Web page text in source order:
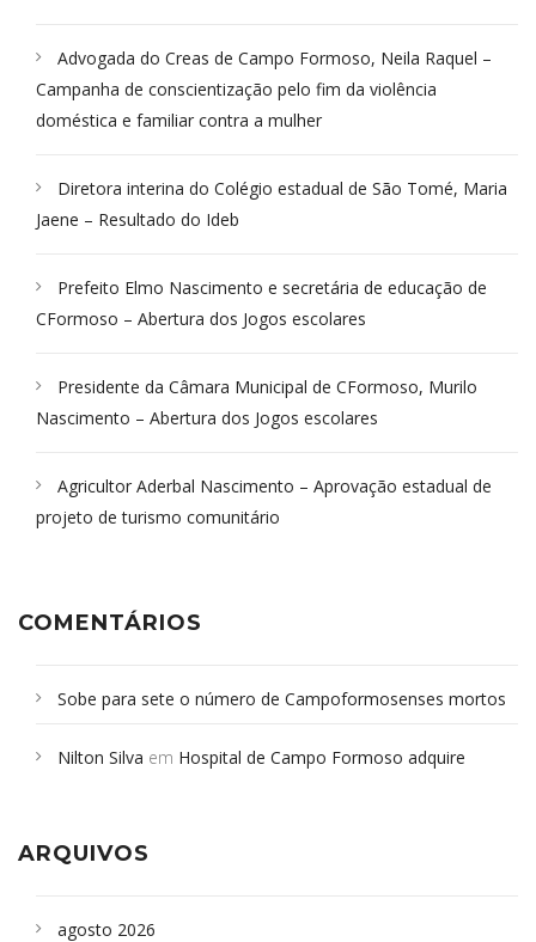
Advogada do Creas de Campo Formoso, Neila Raquel –
Campanha de conscientização pelo fim da violência
doméstica e familiar contra a mulher
Diretora interina do Colégio estadual de São Tomé, Maria
Jaene – Resultado do Ideb
Prefeito Elmo Nascimento e secretária de educação de
CFormoso – Abertura dos Jogos escolares
Presidente da Câmara Municipal de CFormoso, Murilo
Nascimento – Abertura dos Jogos escolares
Agricultor Aderbal Nascimento – Aprovação estadual de
projeto de turismo comunitário
COMENTÁRIOS
Sobe para sete o número de Campoformosenses mortos
Campoformosenses que morreram em desabamentos são
Nilton Silva em Hospital de Campo Formoso adquire
ARQUIVOS
agosto 2026